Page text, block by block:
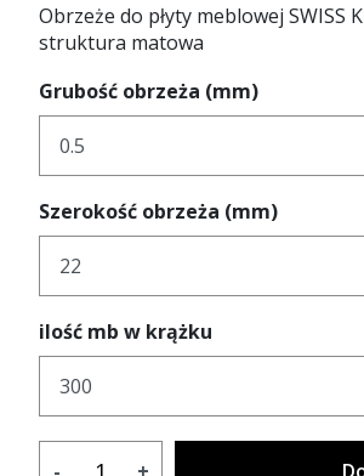
Obrzeże do płyty meblowej SWISS
struktura matowa
Grubość obrzeża (mm)
Szerokość obrzeża (mm)
ilość mb w krążku